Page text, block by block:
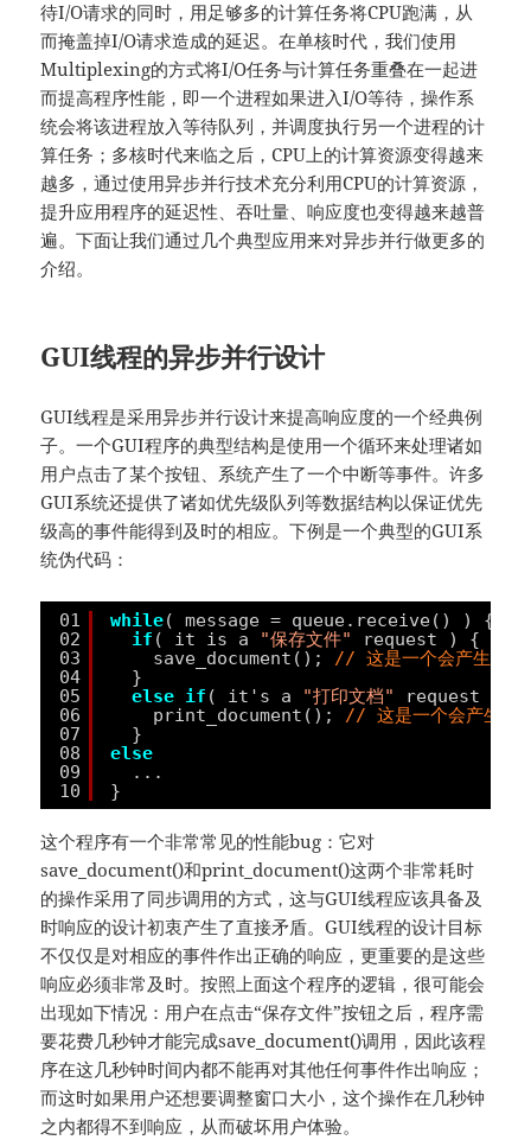
待I/O请求的同时，用足够多的计算任务将CPU跑满，从
而掩盖掉I/O请求造成的延迟。在单核时代，我们使用
Multiplexing的方式将I/O任务与计算任务重叠在一起进
而提高程序性能，即一个进程如果进入I/O等待，操作系
统会将该进程放入等待队列，并调度执行另一个进程的计
算任务；多核时代来临之后，CPU上的计算资源变得越来
越多，通过使用异步并行技术充分利用CPU的计算资源，
提升应用程序的延迟性、吞吐量、响应度也变得越来越普
遍。下面让我们通过几个典型应用来对异步并行做更多的
介绍。
GUI线程的异步并行设计
GUI线程是采用异步并行设计来提高响应度的一个经典例
子。一个GUI程序的典型结构是使用一个循环来处理诸如
用户点击了某个按钮、系统产生了一个中断等事件。许多
GUI系统还提供了诸如优先级队列等数据结构以保证优先
级高的事件能得到及时的相应。下例是一个典型的GUI系
统伪代码：
01
02
03
04
05
06
07
08
09
10
while( message = queue.receive() ) {
if ( it is a "保存文件"
request ) {
save_document(); // 这是一个会产生阻塞
}
else if ( it's a "打印文档"
request ) {
print_document(); // 这是一个会产生阻
}
else
...
}
这个程序有一个非常常见的性能bug：它对
save_document()和print_document()这两个非常耗时
的操作采用了同步调用的方式，这与GUI线程应该具备及
时响应的设计初衷产生了直接矛盾。GUI线程的设计目标
不仅仅是对相应的事件作出正确的响应，更重要的是这些
响应必须非常及时。按照上面这个程序的逻辑，很可能会
出现如下情况：用户在点击“保存文件”按钮之后，程序需
要花费几秒钟才能完成save_document()调用，因此该程
序在这几秒钟时间内都不能再对其他任何事件作出响应；
而这时如果用户还想要调整窗口大小，这个操作在几秒钟
之内都得不到响应，从而破坏用户体验。